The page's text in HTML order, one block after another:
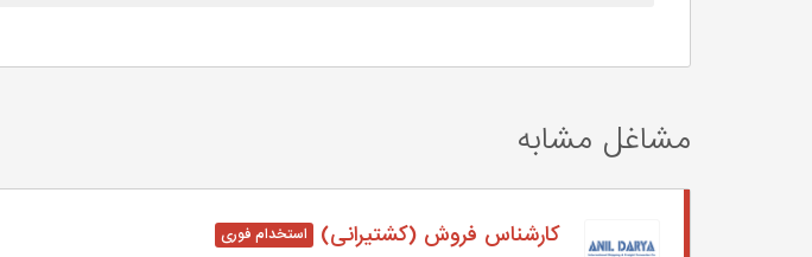
مشاغل مشابه
کارشناس فروش (کشتیرانی)